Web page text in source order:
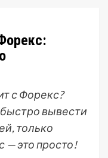
с Форекс?
вывести
только
— это просто!